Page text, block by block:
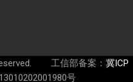
工信部备案： 冀ICP
号